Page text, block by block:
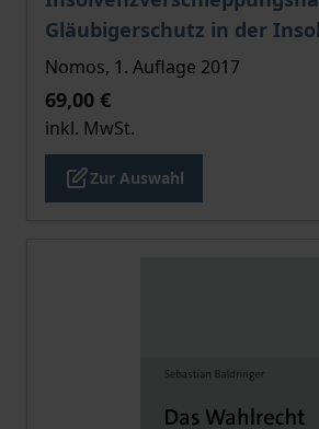
Gläubigerschutz in der
Nomos, 1. Auflage 2017
69,00 €
inkl. MwSt.
Zur Auswahl